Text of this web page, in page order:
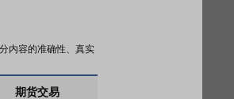
内容的准确性、真实
期货交易